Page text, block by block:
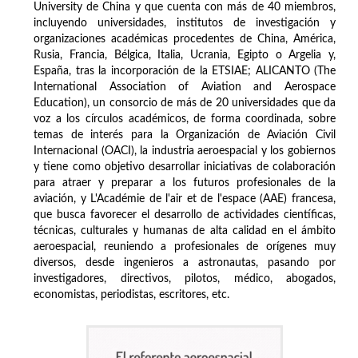
University de China y que cuenta con más de 40 miembros,
incluyendo universidades, institutos de investigación y
organizaciones académicas procedentes de China, América,
Rusia, Francia, Bélgica, Italia, Ucrania, Egipto o Argelia y,
España, tras la incorporación de la ETSIAE; ALICANTO (The
International Association of Aviation and Aerospace
Education), un consorcio de más de 20 universidades que da
voz a los círculos académicos, de forma coordinada, sobre
temas de interés para la Organización de Aviación Civil
Internacional (OACI), la industria aeroespacial y los gobiernos
y tiene como objetivo desarrollar iniciativas de colaboración
para atraer y preparar a los futuros profesionales de la
aviación, y L'Académie de l'air et de l'espace (AAE) francesa,
que busca favorecer el desarrollo de actividades científicas,
técnicas, culturales y humanas de alta calidad en el ámbito
aeroespacial, reuniendo a profesionales de orígenes muy
diversos, desde ingenieros a astronautas, pasando por
investigadores, directivos, pilotos, médico, abogados,
economistas, periodistas, escritores, etc.